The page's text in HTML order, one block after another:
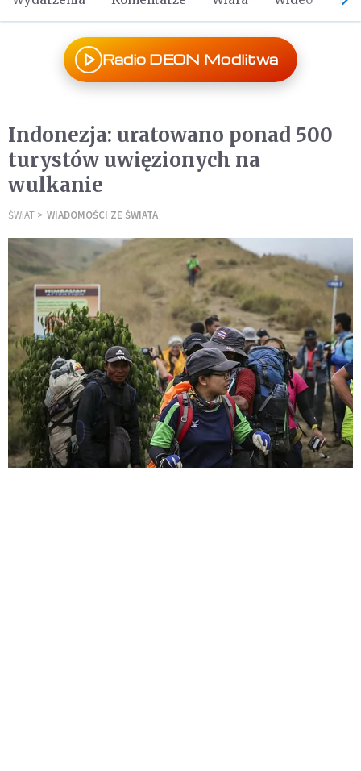
Radio DEON Modlitwa
Indonezja: uratowano ponad 500
turystów uwięzionych na
wulkanie
ŚWIAT WIADOMOŚCI ZE ŚWIATA